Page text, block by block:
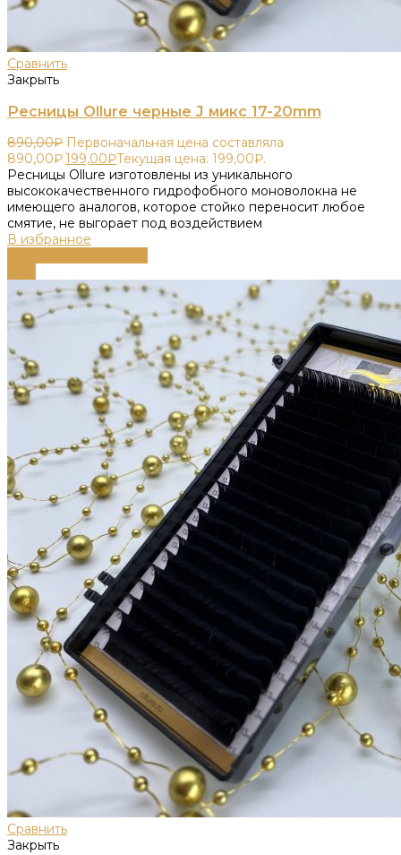
Сравнить
Закрыть
Ресницы Ollure черные J микс 17-20mm
890,00₽ Первоначальная цена составляла
890,00₽.199,00₽Текущая цена: 199,00₽.
Ресницы Ollure изготовлены из уникального
высококачественного гидрофобного моноволокна не
имеющего аналогов, которое стойко переносит любое
смятие, не выгорает под воздействием
В избранное
Сравнить
Закрыть